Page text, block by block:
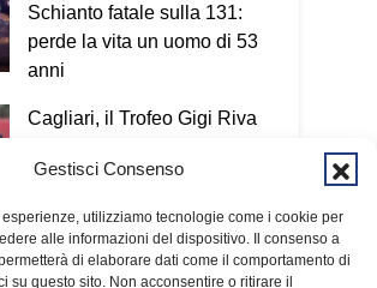
Gestisci Consenso
utilizziamo tecnologie come i cookie per
alle informazioni del dispositivo. Il consenso a
di elaborare dati come il comportamento di
su questo sito. Non acconsentire o ritirare il
Schianto fatale sulla 131:
perde la vita un uomo di 53
anni
Cagliari, il Trofeo Gigi Riva
Italia
«La pace nasce dal cuore»:
Baturi ai giovani del Campo
internazionale Caritas